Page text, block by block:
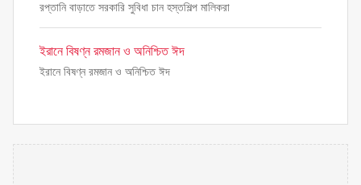
রপ্তানি বাড়াতে সরকারি সুবিধা চান হস্তশিল্প মালিকরা
ইরানে বিষণ্ন রমজান ও অনিশ্চিত ঈদ
ইরানে বিষণ্ন রমজান ও অনিশ্চিত ঈদ